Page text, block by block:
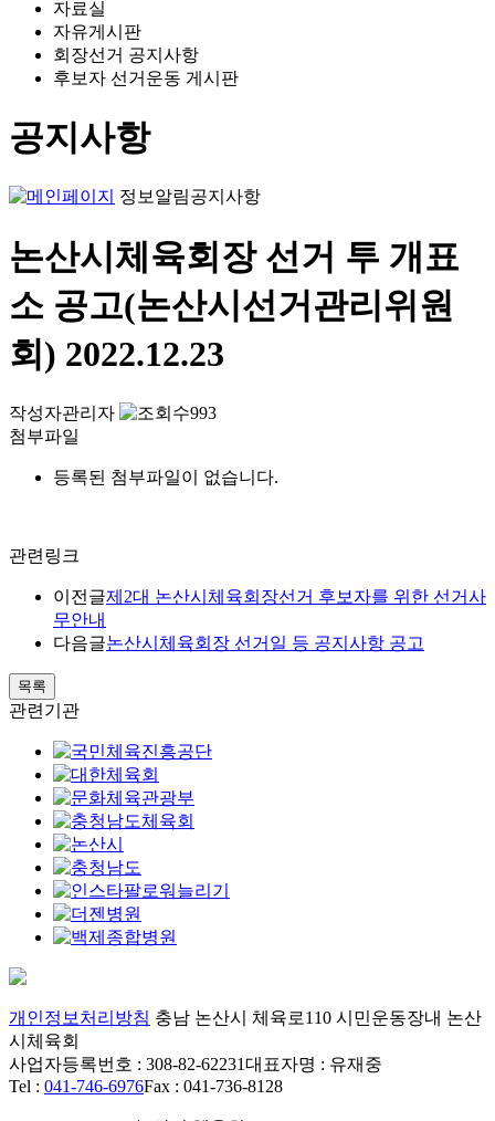
자료실
자유게시판
회장선거 공지사항
후보자 선거운동 게시판
공지사항
정보알림공지사항
논산시체육회장 선거 투 개표
소 공고(논산시선거관리위원
회) 2022.12.23
작성자관리자
993
첨부파일
등록된 첨부파일이 없습니다.
관련링크
이전글제2대 논산시체육회장선거 후보자를 위한 선거사
무안내
다음글논산시체육회장 선거일 등 공지사항 공고
목록
관련기관
개인정보처리방침 충남 논산시 체육로110 시민운동장내 논산
시체육회
사업자등록번호 : 308-82-62231대표자명 : 유재중
Tel : 041-746-6976Fax : 041-736-8128